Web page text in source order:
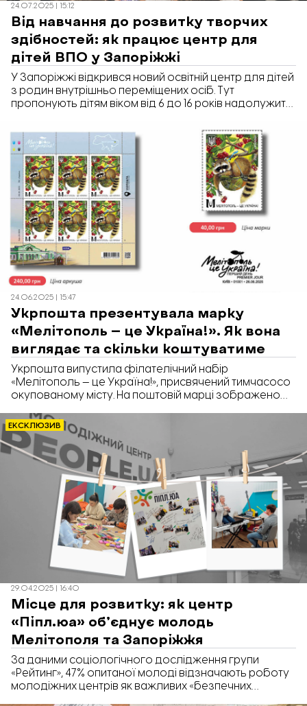
24.07.2025 | 15:12
Від навчання до розвитку творчих
здібностей: як працює центр для
дітей ВПО у Запоріжжі
У Запоріжжі відкрився новий освітній центр для дітей
з родин внутрішньо переміщених осіб. Тут
пропонують дітям віком від 6 до 16 років надолужити
долучитися до цікавих майстер-класів, творчих та
розважальних заходів. Заняття проводяться
безоплатно, що є важливим для родин, які не
можуть дозволити собі платні школи та дитячі садки.
Як працює центр і які послуги в ньому можна
отримати - читайте у репортажі «Відбудови.
Запоріжжя».
24.06.2025 | 15:47
Укрпошта презентувала марку
«Мелітополь — це Україна!». Як вона
виглядає та скільки коштуватиме
Укрпошта випустила філателічний набір
«Мелітополь — це Україна!», присвячений тимчасосо
окупованому місту. На поштовій марці зображено
зоопарку.
ЕКСКЛЮЗИВ
29.04.2025 | 16:40
Місце для розвитку: як центр
«Піпл.юа» об’єднує молодь
Мелітополя та Запоріжжя
За даними соціологічного дослідження групи
«Рейтинг», 47% опитаної молоді відзначають роботу
молодіжних центрів як важливих «безпечних